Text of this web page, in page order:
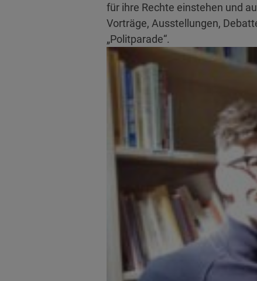
für ihre Rechte einstehen und
Vorträge, Ausstellungen,
„Politparade“.